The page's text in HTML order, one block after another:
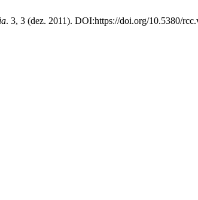
. 3, 3 (dez. 2011). DOI:https://doi.org/10.5380/